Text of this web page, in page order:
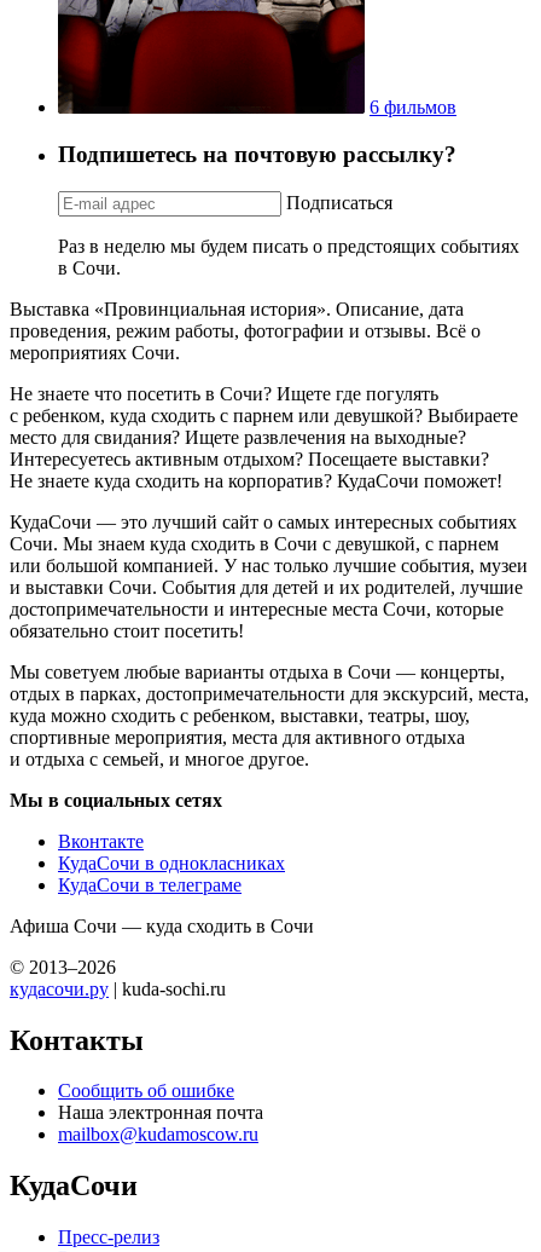
6 фильмов
Подпишетесь на почтовую рассылку?
Подписаться
Раз в неделю мы будем писать о предстоящих событиях
в Сочи.
Выставка «Провинциальная история». Описание, дата
проведения, режим работы, фотографии и отзывы. Всё о
мероприятиях Сочи.
Не знаете что посетить в Сочи? Ищете где погулять
с ребенком, куда сходить с парнем или девушкой? Выбираете
место для свидания? Ищете развлечения на выходные?
Интересуетесь активным отдыхом? Посещаете выставки?
Не знаете куда сходить на корпоратив? КудаСочи поможет!
КудаСочи — это лучший сайт о самых интересных событиях
Сочи. Мы знаем куда сходить в Сочи с девушкой, с парнем
или большой компанией. У нас только лучшие события, музеи
и выставки Сочи. События для детей и их родителей, лучшие
достопримечательности и интересные места Сочи, которые
обязательно стоит посетить!
Мы советуем любые варианты отдыха в Сочи — концерты,
отдых в парках, достопримечательности для экскурсий, места,
куда можно сходить с ребенком, выставки, театры, шоу,
спортивные мероприятия, места для активного отдыха
и отдыха с семьей, и многое другое.
Мы в социальных сетях
Вконтакте
КудаСочи в однокласниках
КудаСочи в телеграме
Афиша Сочи — куда сходить в Сочи
© 2013–2026
кудасочи.ру | kuda-sochi.ru
Контакты
Сообщить об ошибке
Наша электронная почта
mailbox@kudamoscow.ru
КудаСочи
Пресс-релиз